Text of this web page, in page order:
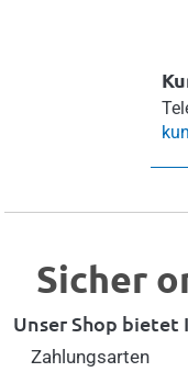
Sicher
Unser Shop bietet
Zahlungsarten